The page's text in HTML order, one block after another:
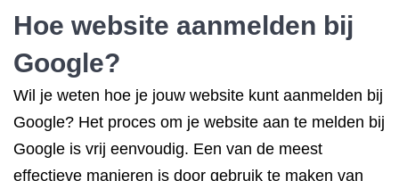
Hoe website aanmelden bij
Google?
Wil je weten hoe je jouw website kunt aanmelden bij
Google? Het proces om je website aan te melden bij
Google is vrij eenvoudig. Een van de meest
effectieve manieren is door gebruik te maken van